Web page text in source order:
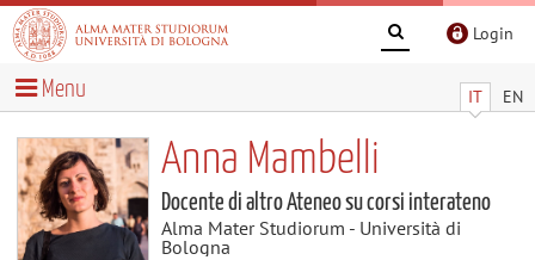
Login
IT EN
Menu
Anna Mambelli
Docente di altro Ateneo su corsi interateno
Alma Mater Studiorum - Università di
Bologna